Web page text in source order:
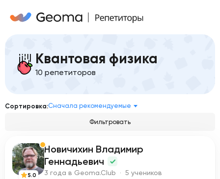
Квантовая физика
10 репетиторов
Сортировка:Сначала рекомендуемые
Фильтровать
Н
5.0
Новичихин Владимир
Геннадьевич
3 года в Geoma.Club · 5 учеников